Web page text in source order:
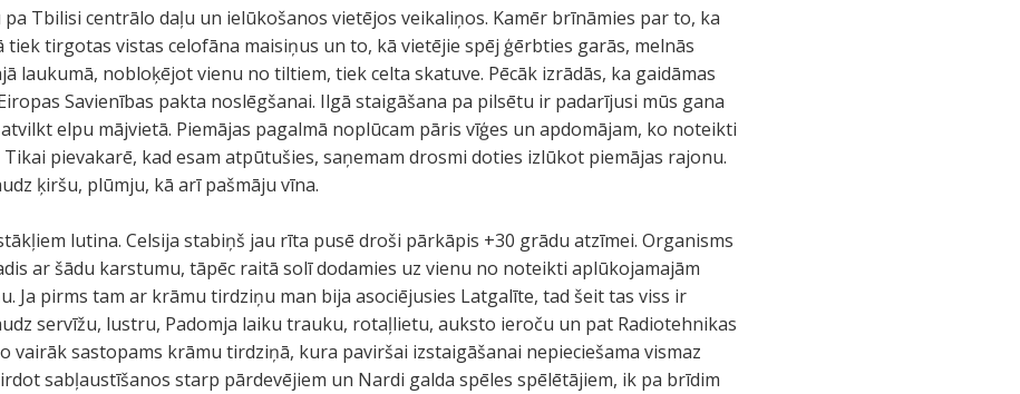
Tbilisi centrālo daļu un ielūkošanos vietējos veikaliņos. Kamēr brīnāmies par to, ka
tiek tirgotas vistas celofāna maisiņus un to, kā vietējie spēj ģērbties garās, melnās
laukumā, nobloķējot vienu no tiltiem, tiek celta skatuve. Pēcāk izrādās, ka gaidāmas
Savienības pakta noslēgšanai. Ilgā staigāšana pa pilsētu ir padarījusi mūs gana
elpu mājvietā. Piemājas pagalmā noplūcam pāris vīģes un apdomājam, ko noteikti
pievakarē, kad esam atpūtušies, saņemam drosmi doties izlūkot piemājas rajonu.
ķiršu, plūmju, kā arī pašmāju vīna.
lutina. Celsija stabiņš jau rīta pusē droši pārkāpis +30 grādu atzīmei. Organisms
ar šādu karstumu, tāpēc raitā solī dodamies uz vienu no noteikti aplūkojamajām
Ja pirms tam ar krāmu tirdziņu man bija asociējusies Latgalīte, tad šeit tas viss ir
servīžu, lustru, Padomja laiku trauku, rotaļlietu, auksto ieroču un pat Radiotehnikas
vairāk sastopams krāmu tirdziņā, kura paviršai izstaigāšanai nepieciešama vismaz
sabļaustīšanos starp pārdevējiem un Nardi galda spēles spēlētājiem, ik pa brīdim